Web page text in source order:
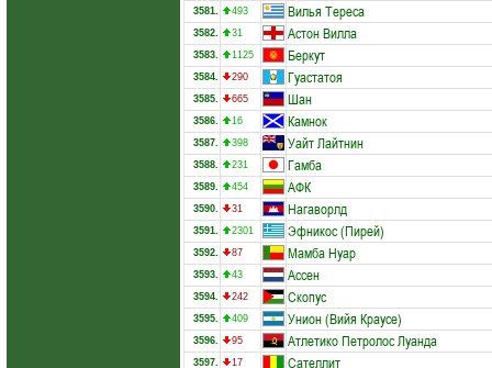
3581. 493 Вилья Тереса
3582. 31 Астон Вилла
3583. 1125 Беркут
3584. 290 Гуастатоя
3585. 665 Шан
3586. 16 Камнок
3587. 398 Уайт Лайтнин
3588. 231 Гамба
3589. 454 АФК
3590. 31 Нагаворлд
3591. 2301 Эфникос (Пирей)
3592. 87 Мамба Нуар
3593. 43 Ассен
3594. 242 Скопус
3595. 409 Унион (Вийя Краусе)
3596. 95 Атлетико Петролос Луанда
3597. 17 Сателлит